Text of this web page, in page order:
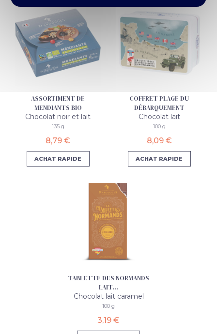
ASSORTIMENT DE
MENDIANTS BIO
Chocolat noir et lait
135 g
8,79 €
ACHAT RAPIDE
COFFRET PLAGE DU
DÉBARQUEMENT
Chocolat lait
100 g
8,09 €
ACHAT RAPIDE
TABLETTE DES NORMANDS
LAIT...
Chocolat lait caramel
100 g
3,19 €